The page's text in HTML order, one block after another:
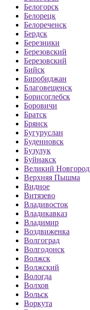
Белогорск
Белорецк
Белореченск
Бердск
Березники
Березовский
Березовский
Бийск
Биробиджан
Благовещенск
Борисоглебск
Боровичи
Братск
Брянск
Бугуруслан
Буденновск
Бузулук
Буйнакск
Великий Новгород
Верхняя Пышма
Видное
Витязево
Владивосток
Владикавказ
Владимир
Воздвиженка
Волгоград
Волгодонск
Волжск
Волжский
Вологда
Волхов
Вольск
Воркута